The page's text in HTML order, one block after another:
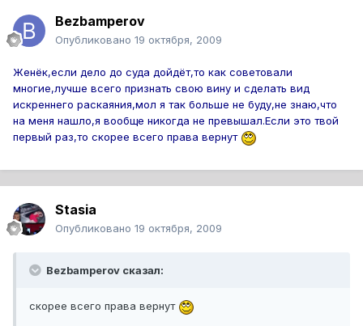
Bezbamperov
Опубликовано 19 октября, 2009
Женёк,если дело до суда дойдёт,то как советовали
многие,лучше всего признать свою вину и сделать вид
искреннего раскаяния,мол я так больше не буду,не знаю,что
на меня нашло,я вообще никогда не превышал.Если это твой
первый раз,то скорее всего права вернут
Stasia
Опубликовано 19 октября, 2009
Bezbamperov сказал:
скорее всего права вернут